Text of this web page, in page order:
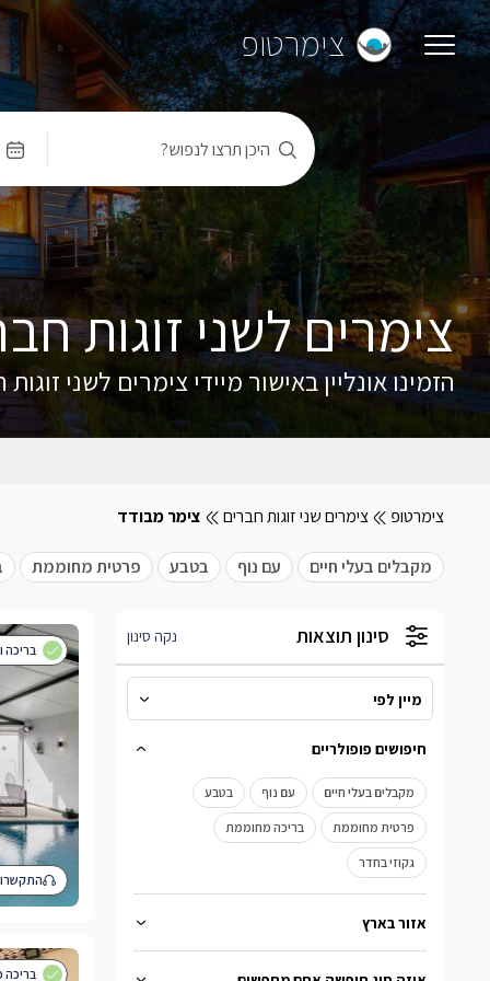
צימרטופ
היכן תרצו לנפוש?
צימרים לשני זוגות
הזמינו אונליין באישור מיידי צימרים לשני
צימרטופ צימרים שני זוגות חברים צימר מבודד
מקבלים בעלי חיים עם נוף בטבע פרטית מחוממת
סינון תוצאות נקה סינון
מיין לפי
מיין לפי
מהמחיר הנמוך לגבוה
מהמחיר הגבוה לנמוך
חיפושים פופולריים
מקבלים בעלי חיים עם נוף בטבע
פרטית מחוממת בריכה מחוממת
גקוזי בחדר
אזור בארץ
התקשרו
בריכה
בריכה